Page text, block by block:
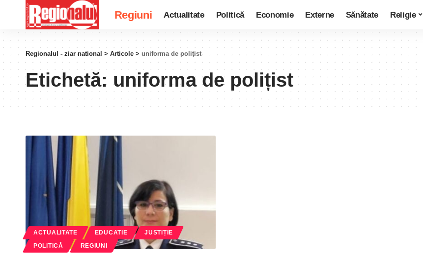
Regiuni Actualitate Politică Economie Externe Sănătate Religie
Regionalul - ziar national > Articole > uniforma de polițist
Etichetă: uniforma de polițist
ACTUALITATE EDUCATIE JUSTIȚIE
POLITICĂ REGIUNI